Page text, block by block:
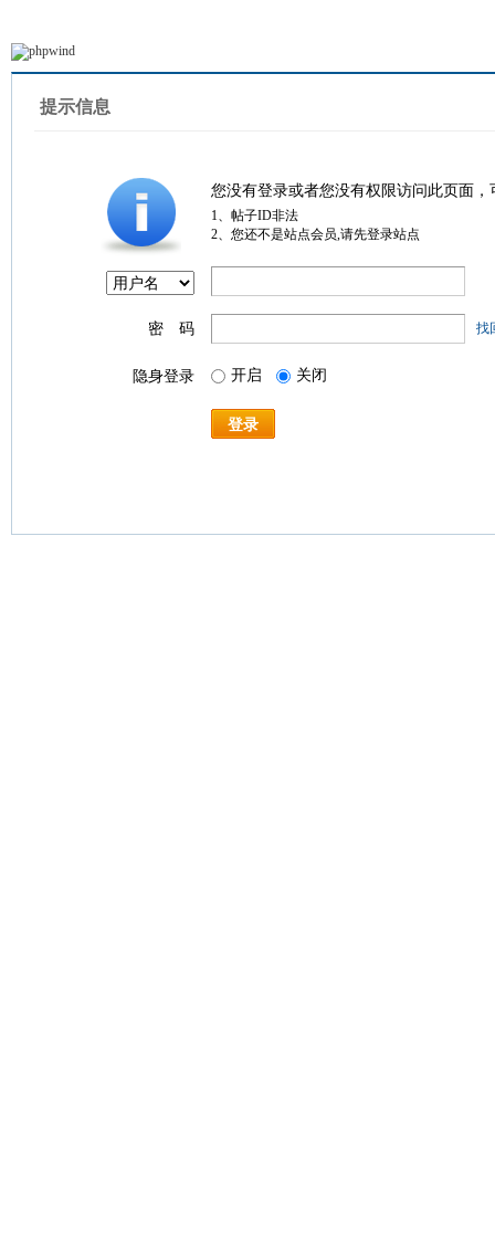
提示信息
您没有登录或者您没有权限访问此页面
1、帖子ID非法
2、您还不是站点会员,请先登录站点
密 码 找
隐身登录 开启 关闭
登录